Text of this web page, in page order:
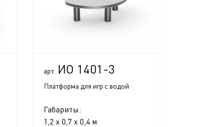
арт. ИО 1401-3
Платформа для игр с водой
Габариты:
1,2 x 0,7 x 0,4 м